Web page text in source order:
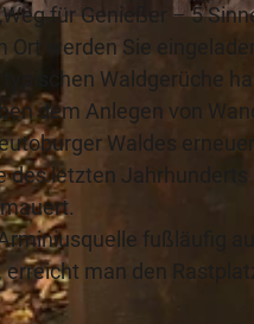
für Genießer – 5
Ort werden Sie
typischen Waldgerüche
dem Anlegen von
Waldes
des letzten
fußläufig
erreicht man den